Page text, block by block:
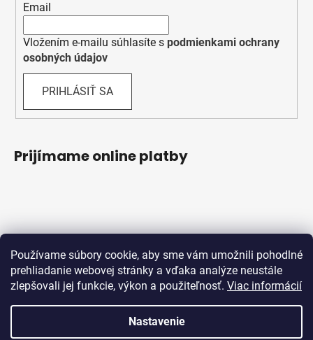
Používame súbory cookie, aby sme vám umožnili pohodlné
prehliadanie webovej stránky a vďaka analýze neustále
zlepšovali jej funkcie, výkon a použiteľnosť. Viac informácií
Nastavenie
Email
Vložením e-mailu súhlasíte s podmienkami ochrany
osobných údajov
PRIHLÁSIŤ SA
Prijímame online platby
Obchodné podmienky
Ochrana osobných údajov